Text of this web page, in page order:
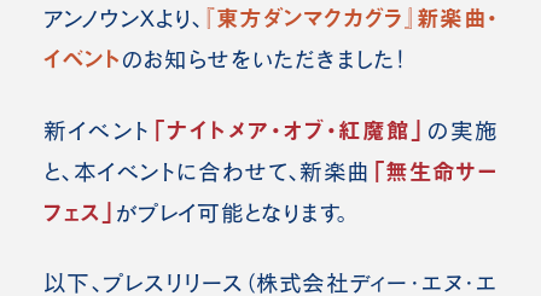
アンノウンXより、 『東方ダンマクカグラ』新楽曲・
イベント のお知らせをいただきました！
新イベント 「ナイトメア・オブ・紅魔館」 の実施
と、本イベントに合わせて、新楽曲 「無生命サー
フェス」 がプレイ可能となります。
以下、プレスリリース（株式会社ディー・エヌ・エ